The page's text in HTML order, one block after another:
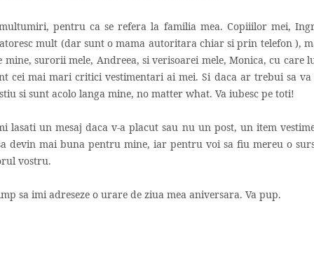
pentru ca se refera la familia mea. Copiiilor mei,
mult (dar sunt o mama autoritara chiar si prin telefon ),
surorii mele, Andreea, si verisoarei mele, Monica, cu care
cei mai mari critici vestimentari ai mei. Si daca ar trebui sa
si sunt acolo langa mine, no matter what. Va iubesc pe toti!
un mesaj daca v-a placut sau nu un post, un item
devin mai buna pentru mine, iar pentru voi sa fiu mereu o
vostru.
sa imi adreseze o urare de ziua mea aniversara. Va pup.